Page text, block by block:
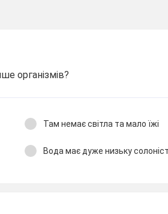
організмів?
Там немає світла та мало їжі
Вода має дуже низьку